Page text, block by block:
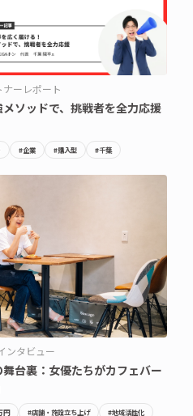
ナーレポート
ソッドで、挑戦者を全力応援
#企業 #購入型 #千葉
ンタビュー
舞台裏：女優たちがカフェバー
円 #店舗・施設立ち上げ
#地域活性化